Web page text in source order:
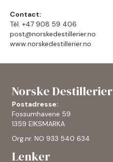
Contact:
Tél. +47 908 59 406
post@norskedestillerier.no
www.norskedestillerier.no
Norske Destillerier
Postadresse:
Fossumhavene 59
1359 EIKSMARKA
Org.nr. NO 933 540 634
Lenker